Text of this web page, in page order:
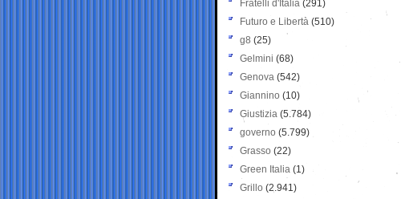
Fratelli d'Italia (291)
Futuro e Libertà (510)
g8 (25)
Gelmini (68)
Genova (542)
Giannino (10)
Giustizia (5.784)
governo (5.799)
Grasso (22)
Green Italia (1)
Grillo (2.941)